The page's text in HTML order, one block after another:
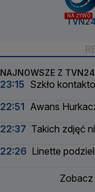
NA ŻYWO
TVN24
NAJNOWSZE Z
23:15 Szkło
22:51 Awans
22:37 Takich zdjęć
22:26 Linette